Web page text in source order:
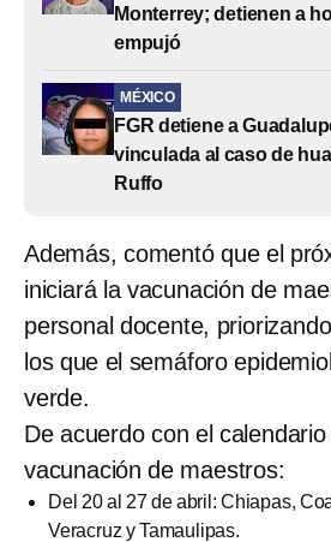
Monterrey; detienen a
empujó
MÉXICO
FGR detiene a
vinculada al caso de
Ruffo
Además, comentó que el
iniciará la vacunación de
personal docente,
los que el semáforo
verde.
De acuerdo con el
vacunación de maestros:
Del 20 al 27 de abril: Chiapas,
Veracruz y Tamaulipas.